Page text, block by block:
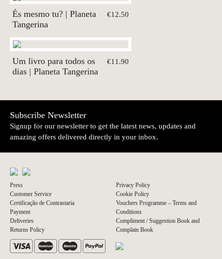
És mesmo tu? | Planeta
Tangerina
€12.50
Um livro para todos os
dias | Planeta Tangerina
€11.90
Subscribe Newsletter
Signup for our newsletter to get the latest news, updates and
amazing offers delivered directly in your inbox.
Press
Customer Service
Certificação de Contrastaria
Payment
Deliveries
Returns Policy
Privacy Policy
Cookie Policy
Vouchers Programme – Terms and
Conditions
Compliment / Suggestion Book and
Complain Book